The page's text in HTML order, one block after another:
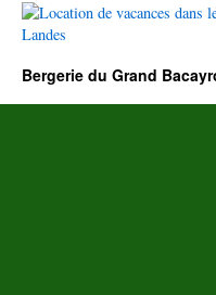
Bergerie du Grand